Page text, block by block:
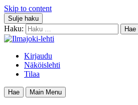
Skip to content
Sulje haku
Haku:
Kirjaudu
Näköislehti
Tilaa
Hae Main Menu